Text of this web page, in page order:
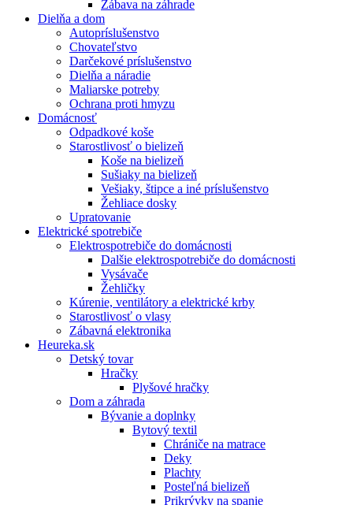
Zábava na záhrade
Dielňa a dom
Autopríslušenstvo
Chovateľstvo
Darčekové príslušenstvo
Dielňa a náradie
Maliarske potreby
Ochrana proti hmyzu
Domácnosť
Odpadkové koše
Starostlivosť o bielizeň
Koše na bielizeň
Sušiaky na bielizeň
Vešiaky, štipce a iné príslušenstvo
Žehliace dosky
Upratovanie
Elektrické spotrebiče
Elektrospotrebiče do domácnosti
Dalšie elektrospotrebiče do domácnosti
Vysávače
Žehličky
Kúrenie, ventilátory a elektrické krby
Starostlivosť o vlasy
Zábavná elektronika
Heureka.sk
Detský tovar
Hračky
Plyšové hračky
Dom a záhrada
Bývanie a doplnky
Bytový textil
Chrániče na matrace
Deky
Plachty
Posteľná bielizeň
Prikrývky na spanie